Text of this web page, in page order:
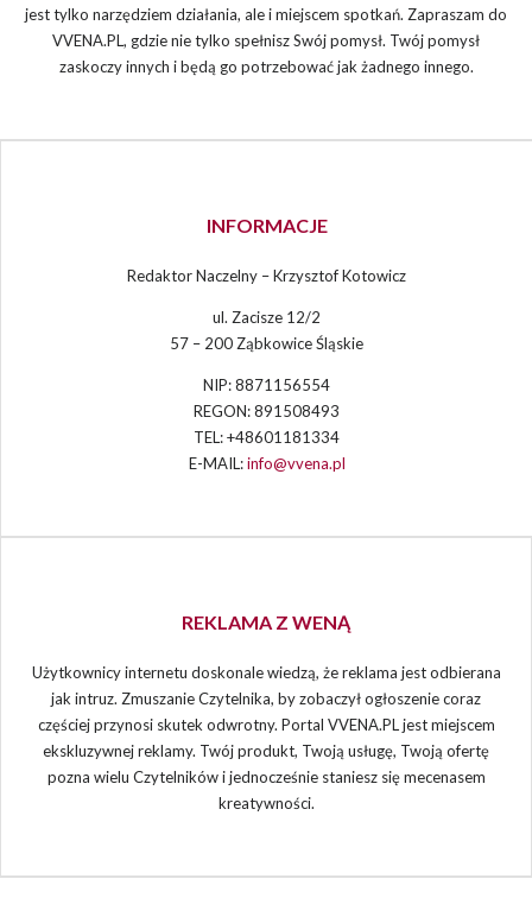
jest tylko narzędziem działania, ale i miejscem spotkań. Zapraszam do
VVENA.PL, gdzie nie tylko spełnisz Swój pomysł. Twój pomysł
zaskoczy innych i będą go potrzebować jak żadnego innego.
INFORMACJE
Redaktor Naczelny – Krzysztof Kotowicz
ul. Zacisze 12/2
57 – 200 Ząbkowice Śląskie
NIP: 8871156554
REGON: 891508493
TEL: +48601181334
E-MAIL:info@vvena.pl
REKLAMA Z WENĄ
Użytkownicy internetu doskonale wiedzą, że reklama jest odbierana
jak intruz. Zmuszanie Czytelnika, by zobaczył ogłoszenie coraz
częściej przynosi skutek odwrotny. Portal VVENA.PL jest miejscem
ekskluzywnej reklamy. Twój produkt, Twoją usługę, Twoją ofertę
pozna wielu Czytelników i jednocześnie staniesz się mecenasem
kreatywności.